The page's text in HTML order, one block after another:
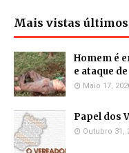
Mais vistas últimos
Homem é
e ataque
Maio 17,
Papel dos
Outubro 31,